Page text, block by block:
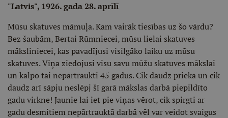
"Latvis", 1926. gada 28. aprīlī
Mūsu skatuves māmuļa. Kam vairāk tiesības uz šo vārdu?
Bez šaubām, Bertai Rūmniecei, mūsu lielai skatuves
māksliniecei, kas pavadījusi visilgāko laiku uz mūsu
skatuves. Viņa ziedojusi visu savu mūžu skatuves mākslai
un kalpo tai nepārtraukti 45 gadus. Cik daudz prieka un cik
daudz arī sāpju neslēpj šī garā mākslas darbā piepildīto
gadu virkne! Jaunie lai iet pie viņas vērot, cik spirgti ar
gadu desmitiem nepārtrauktā darbā vēl var veidot svaigus